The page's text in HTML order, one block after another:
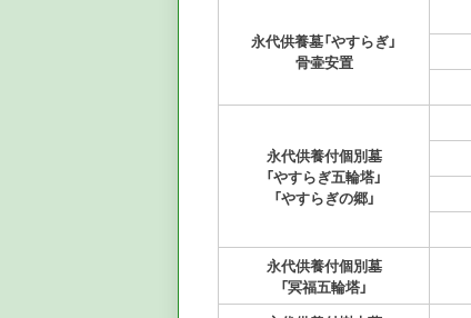
永代供養墓「やすらぎ」
骨壷安置
永代供養付個別墓
「やすらぎ五輪塔」
「やすらぎの郷」
永代供養付個別墓
「冥福五輪塔」